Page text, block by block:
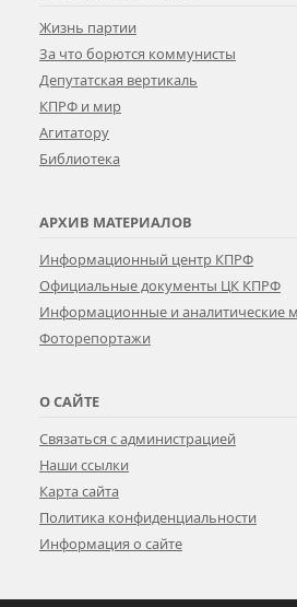
Жизнь партии
За что борются коммунисты
Депутатская вертикаль
КПРФ и мир
Агитатору
Библиотека
АРХИВ МАТЕРИАЛОВ
Информационный центр КПРФ
Официальные документы ЦК КПРФ
Информационные и аналитические
Фоторепортажи
О САЙТЕ
Связаться с администрацией
Наши ссылки
Карта сайта
Политика конфиденциальности
Информация о сайте